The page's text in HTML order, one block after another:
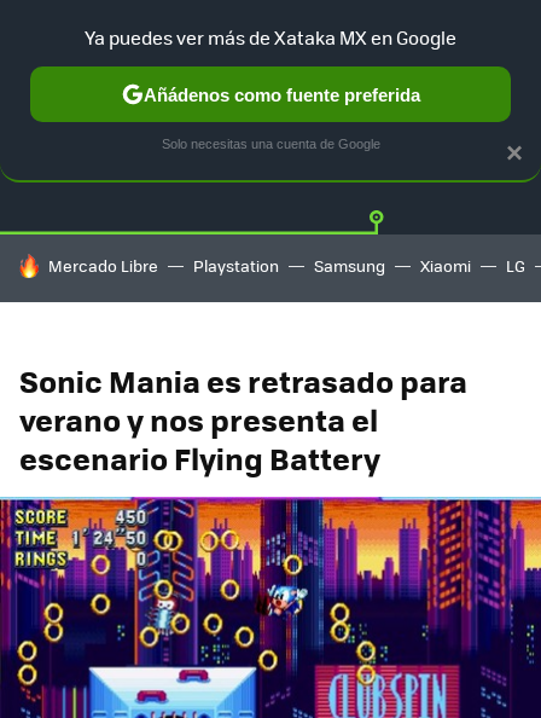
Twitter
HOY SE HABLA DE
Mercado Libre Playstation Samsung Xiaomi LG
Sonic Mania es retrasado para
verano y nos presenta el
escenario Flying Battery
×
Ya puedes ver más de Xataka MX en Google
Añádenos como fuente preferida
Solo necesitas una cuenta de Google